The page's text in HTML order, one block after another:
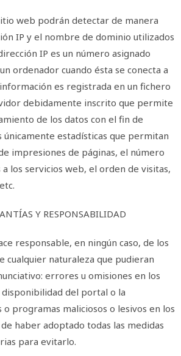
web podrán detectar de manera
IP y el nombre de dominio utilizados
IP es un número asignado
ordenador cuando ésta se conecta a
es registrada en un fichero
debidamente inscrito que permite
de los datos con el fin de
estadísticas que permitan
impresiones de páginas, el número
los servicios web, el orden de visitas,
Y RESPONSABILIDAD
responsable, en ningún caso, de los
cualquier naturaleza que pudieran
errores u omisiones en los
del portal o la
programas maliciosos o lesivos en los
haber adoptado todas las medidas
para evitarlo.